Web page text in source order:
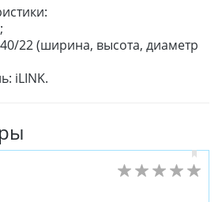
22 (ширина, высота, диаметр
iLINK.